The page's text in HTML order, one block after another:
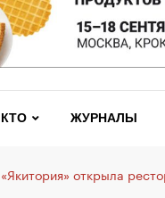
ЖУРНАЛЫ
«Якитория» открыла